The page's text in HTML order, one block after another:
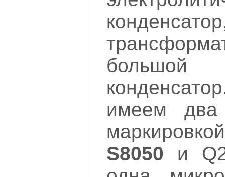
имеем два
S8050 и